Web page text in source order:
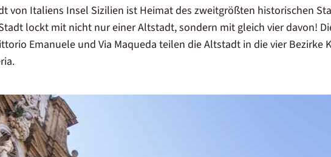
von Italiens Insel Sizilien ist Heimat des zweitgrößten historischen
lockt mitnicht nureiner Altstadt, sondern mit gleich vier davon!
Emanuele und Via Maqueda teilen die Altstadt in die vier Bezirke